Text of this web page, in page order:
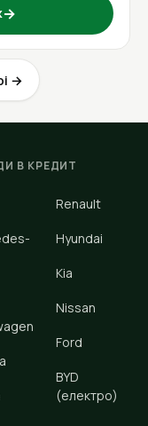
→
→
В КРЕДИТ
Renault
Hyundai
Kia
Nissan
Ford
BYD
(електро)